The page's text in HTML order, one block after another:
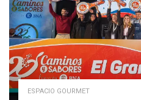
ESPACIO GOURMET